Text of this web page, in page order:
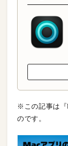
※この記事は
のです。